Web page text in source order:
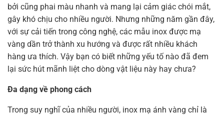
bởi cũng phai màu nhanh và mang lại cảm giác chói mắt,
gây khó chịu cho nhiều người. Nhưng những năm gần đây,
với sự cải tiến trong công nghệ, các mẫu inox được mạ
vàng dần trở thành xu hướng và được rất nhiều khách
hàng ưa thích. Vậy bạn có biết những yếu tố nào đã đem
lại sức hút mãnh liệt cho dòng vật liệu này hay chưa?
Đa dạng về phong cách
Trong suy nghĩ của nhiều người, inox mạ ánh vàng chỉ là